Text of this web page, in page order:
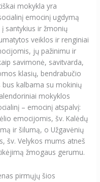
mokykla yra
emocinį ugdymą
santykius ir žmonių
veiklos ir renginiai
jų pažinimu ir
savimonė, savitvarda,
klasių, bendrabučio
kalbama su mokinių
mokyklos
– emocinį atspalvį:
emocijomis, šv. Kalėdų
ir šilumą, o Užgavėnių
šv. Velykos mums atneš
žmogaus gerumu.
pirmųjų šios